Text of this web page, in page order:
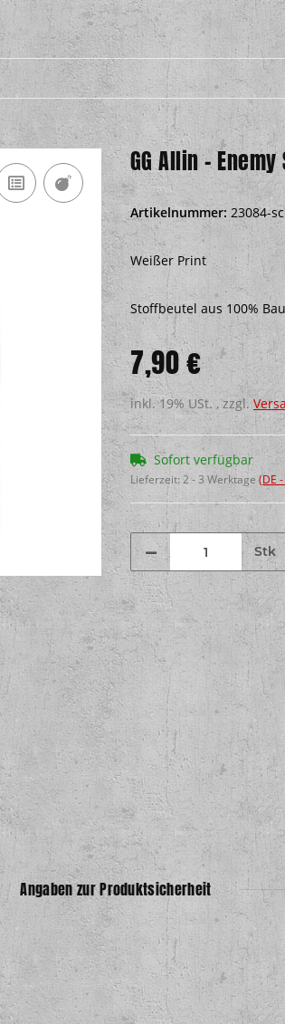
GG Allin –
Artikelnummer: 23084-
Weißer Print
Stoffbeutel aus 100%
7,90 €
inkl. 19% USt. , zzgl.
Sofort verfügbar
Lieferzeit: 2 - 3 Werktage (DE
Stk
Angaben zur Produktsicherheit